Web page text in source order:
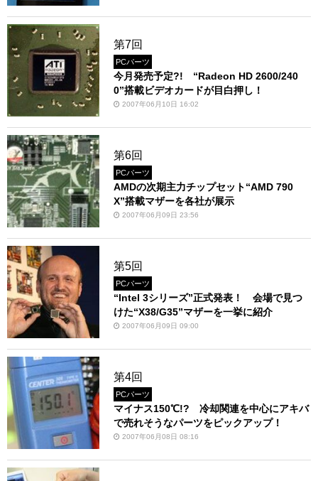
第7回
PCパーツ
今月発売予定?! “Radeon HD 2600/240
0”搭載ビデオカードが目白押し！
2007年06月10日 16:02
第6回
PCパーツ
AMDの次期主力チップセット“AMD 790
X”搭載マザーを各社が展示
2007年06月09日 23:56
第5回
PCパーツ
“Intel 3シリーズ”正式発表！ 会場で見つ
けた“X38/G35”マザーを一挙に紹介
2007年06月09日 09:00
第4回
PCパーツ
マイナス150℃!? 冷却関連を中心にアキバ
で売れそうなパーツをピックアップ！
2007年06月08日 08:16